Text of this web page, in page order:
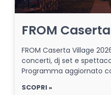
FROM
FROM Caserta Village
concerti, dj set e
Programma aggiornato
SCOPRI »